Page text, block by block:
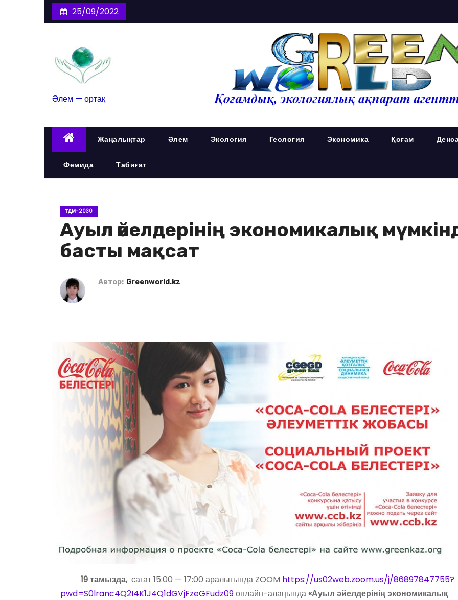
25/09/2022
Әлем — ортақ
Жаңалықтар Әлем Экология Геология Экономика Қоғам
Фемида Табиғат
ТДМ-2030
Ауыл әйелдерінің экономикалық
басты мақсат
Автор: Greenworld.kz
19 тамызда, сағат 15:00 — 17:00 аралығында ZOOM https://us02web.zoom.us/j/86897847755?
pwd=S0lranc4Q2I4K1J4Q1dGVjFzeGFudz09онлайн-алаңында«Ауыл әйелдерінің экономикалық